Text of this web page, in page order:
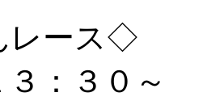
レース◇
：３０～